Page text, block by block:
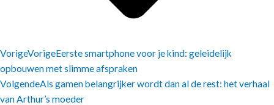
VorigeVorigeEerste smartphone voor je kind: geleidelijk
opbouwen met slimme afspraken
VolgendeAls gamen belangrijker wordt dan al de rest: het verhaal
van Arthur’s moeder